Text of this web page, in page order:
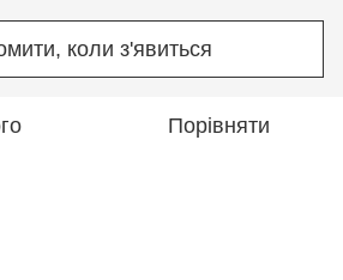
коли з'явиться
Порівняти